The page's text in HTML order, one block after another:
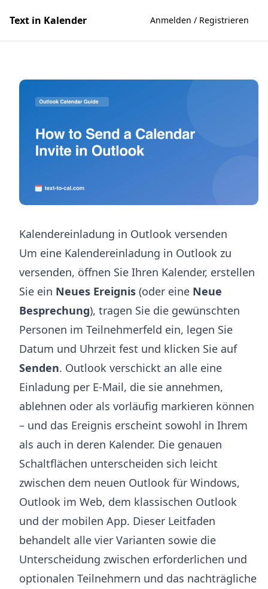
Text in Kalender Anmelden / Registrieren
Kalendereinladung in Outlook versenden
Um eine Kalendereinladung in Outlook zu
versenden, öffnen Sie Ihren Kalender, erstellen
Sie ein Neues Ereignis (oder eine Neue
Besprechung), tragen Sie die gewünschten
Personen im Teilnehmerfeld ein, legen Sie
Datum und Uhrzeit fest und klicken Sie auf
Senden. Outlook verschickt an alle eine
Einladung per E-Mail, die sie annehmen,
ablehnen oder als vorläufig markieren können
– und das Ereignis erscheint sowohl in Ihrem
als auch in deren Kalender. Die genauen
Schaltflächen unterscheiden sich leicht
zwischen dem neuen Outlook für Windows,
Outlook im Web, dem klassischen Outlook
und der mobilen App. Dieser Leitfaden
behandelt alle vier Varianten sowie die
Unterscheidung zwischen erforderlichen und
optionalen Teilnehmern und das nachträgliche